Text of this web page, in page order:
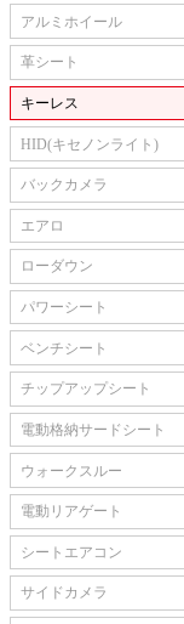
アルミホイール
革シート
キーレス
HID(キセノンライト)
バックカメラ
エアロ
ローダウン
パワーシート
ベンチシート
チップアップシート
電動格納サードシート
ウォークスルー
電動リアゲート
シートエアコン
サイドカメラ